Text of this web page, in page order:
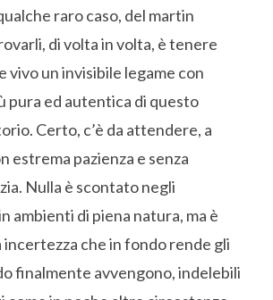
raro caso, del martin
di volta in volta, è tenere
vivo un invisibile legame con
pura ed autentica di questo
Certo, c’è da attendere, a
estrema pazienza e senza
Nulla è scontato negli
ambienti di piena natura, ma è
che in fondo rende gli
finalmente avvengono, indelebili